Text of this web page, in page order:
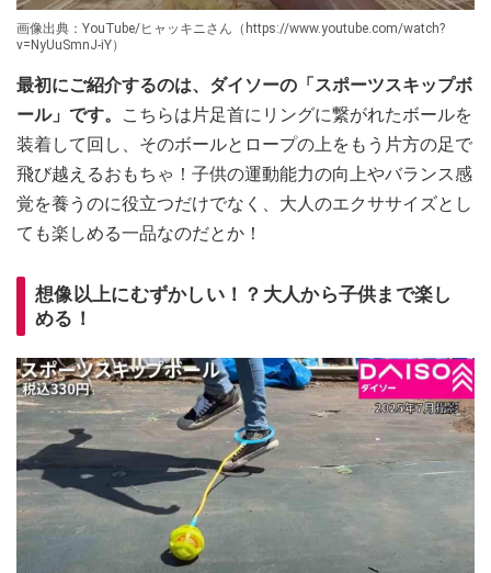
画像出典：YouTube/ヒャッキニさん（https://www.youtube.com/watch?
v=NyUuSmnJ-iY）
最初にご紹介するのは、ダイソーの「スポーツスキップボ
ール」です。
こちらは片足首にリングに繋がれたボールを
装着して回し、そのボールとロープの上をもう片方の足で
飛び越えるおもちゃ！子供の運動能力の向上やバランス感
覚を養うのに役立つだけでなく、大人のエクササイズとし
ても楽しめる一品なのだとか！
想像以上にむずかしい！？大人から子供まで楽し
める！